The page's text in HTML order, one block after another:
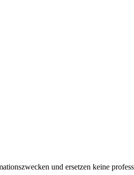
und ersetzen keine